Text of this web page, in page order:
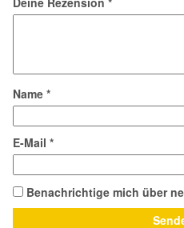
Name *
E-Mail *
Benachrichtige mich über